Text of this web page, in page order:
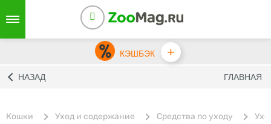
КЭШБЭК +
НАЗАД ГЛАВНАЯ
Кошки Уход и содержание Средства по уходу